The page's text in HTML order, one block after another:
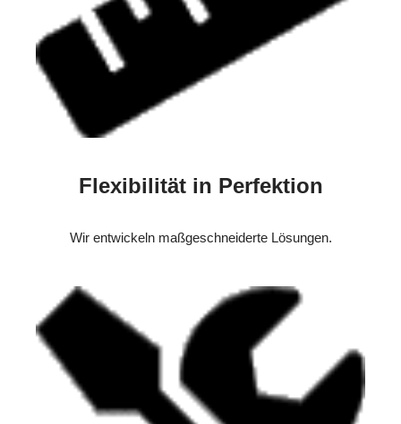
Flexibilität in Perfektion
Wir entwickeln maßgeschneiderte Lösungen.